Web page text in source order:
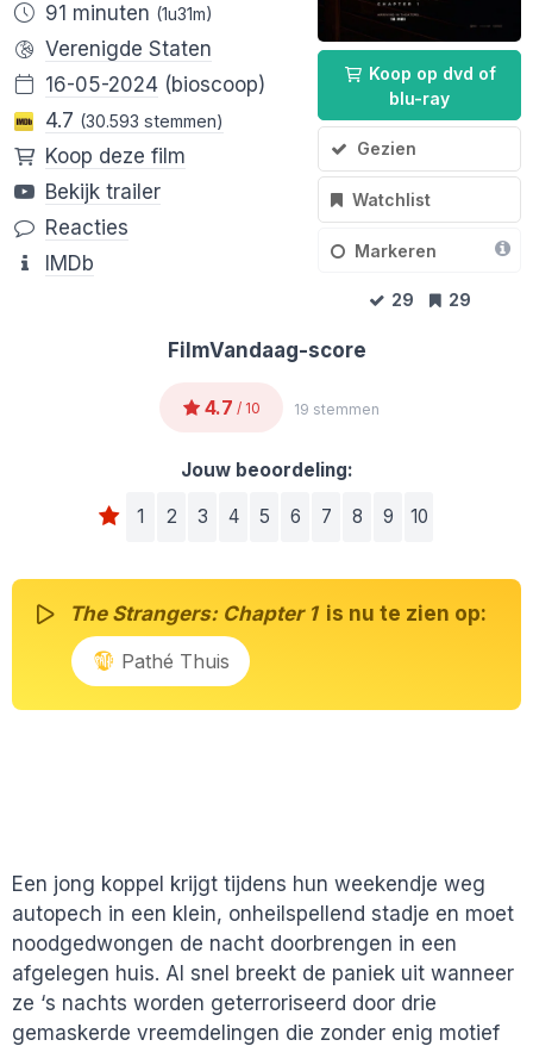
Koop op dvd of
blu-ray
Gezien
Watchlist
Markeren
29 29
91 minuten (1u31m)
Verenigde Staten
16-05-2024 (bioscoop)
4.7 (30.593 stemmen)
Koop deze film
Bekijk trailer
Reacties
IMDb
FilmVandaag-score
4.7 / 10 19 stemmen
Jouw beoordeling:
1 2 3 4 5 6 7 8 9 10
The Strangers: Chapter 1 is nu te zien op:
Pathé Thuis
Een jong koppel krijgt tijdens hun weekendje weg
autopech in een klein, onheilspellend stadje en moet
noodgedwongen de nacht doorbrengen in een
afgelegen huis. Al snel breekt de paniek uit wanneer
ze ‘s nachts worden geterroriseerd door drie
gemaskerde vreemdelingen die zonder enig motief